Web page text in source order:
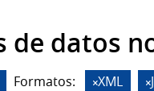
de datos
Formatos: XML